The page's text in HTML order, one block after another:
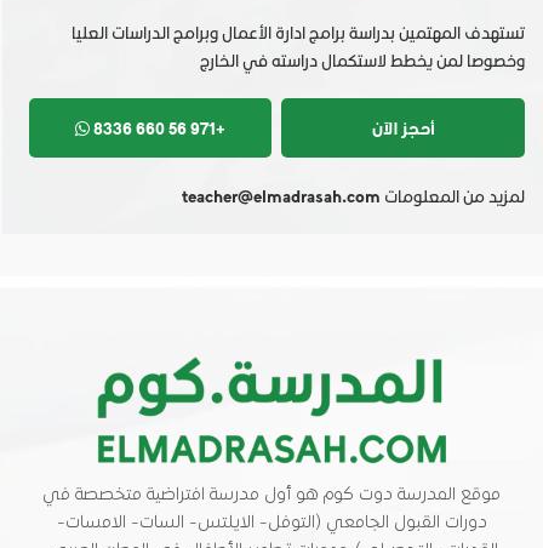
تستهدف المهتمين بدراسة برامج ادارة الأعمال وبرامج الدراسات العليا
وخصوصا لمن يخطط لاستكمال دراسته في الخارج
أحجز الآن +971 56 660 8336
لمزيد من المعلومات teacher@elmadrasah.com
موقع المدرسة دوت كوم هو أول مدرسة افتراضية متخصصة في
دورات القبول الجامعي (التوفل- الايلتس- السات- الامسات-